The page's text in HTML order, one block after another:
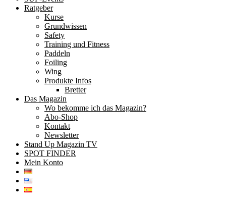
Ratgeber
Kurse
Grundwissen
Safety
Training und Fitness
Paddeln
Foiling
Wing
Produkte Infos
Bretter
Das Magazin
Wo bekomme ich das Magazin?
Abo-Shop
Kontakt
Newsletter
Stand Up Magazin TV
SPOT FINDER
Mein Konto